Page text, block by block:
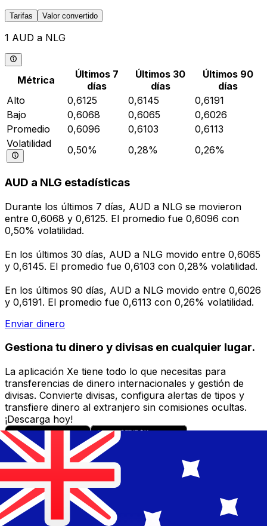
Tarifas Valor convertido
1 AUD a NLG
Métrica
Últimos 7
días
Últimos 30
días
Últimos 90
días
Alto
0,6125 0,6145
0,6191
Bajo
0,6068 0,6065
0,6026
Promedio
0,6096 0,6103
0,6113
Volatilidad
0,50% 0,28% 0,26%
AUD a NLG estadísticas
Durante los últimos 7 días, AUD a NLG se movieron
entre 0,6068 y 0,6125. El promedio fue 0,6096 con
0,50% volatilidad.
En los últimos 30 días, AUD a NLG movido entre 0,6065
y 0,6145. El promedio fue 0,6103 con 0,28% volatilidad.
En los últimos 90 días, AUD a NLG movido entre 0,6026
y 0,6191. El promedio fue 0,6113 con 0,26% volatilidad.
Enviar dinero
Gestiona tu dinero y divisas en cualquier lugar.
La aplicación Xe tiene todo lo que necesitas para
transferencias de dinero internacionales y gestión de
divisas. Convierte divisas, configura alertas de tipos y
transfiere dinero al extranjero sin comisiones ocultas.
¡Descarga hoy!